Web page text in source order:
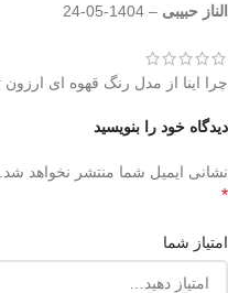
الناز حبیبی –
1404-05-24
چرا اینا از مدل رنگ قهوه ای ارزون
دیدگاه خود را بنویسید
نشانی ایمیل شما منتشر نخواهد شد.
*
امتیاز شما